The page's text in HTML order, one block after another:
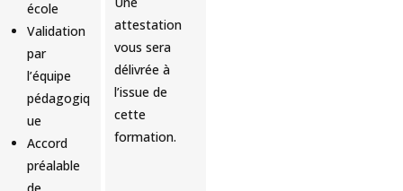
école
Validation
par
l’équipe
pédagogiq
ue
Accord
préalable
attestation
vous sera
délivrée à
l’issue de
cette
formation.